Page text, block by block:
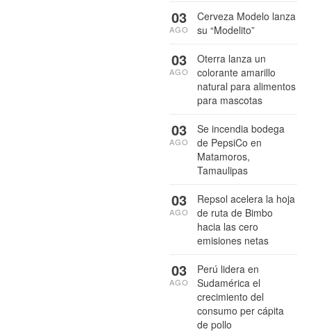
Cerveza Modelo lanza
su “Modelito”
03
AGO
Oterra lanza un
colorante amarillo
natural para alimentos
para mascotas
03
AGO
Se incendia bodega
de PepsiCo en
Matamoros,
Tamaulipas
03
AGO
Repsol acelera la hoja
de ruta de Bimbo
hacia las cero
emisiones netas
03
AGO
Perú lidera en
Sudamérica el
crecimiento del
consumo per cápita
de pollo
03
AGO